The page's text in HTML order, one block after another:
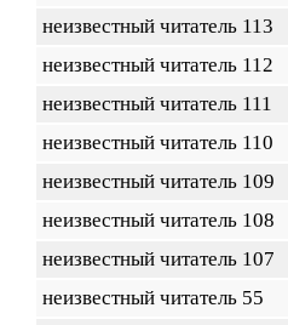
неизвестный читатель 113
неизвестный читатель 112
неизвестный читатель 111
неизвестный читатель 110
неизвестный читатель 109
неизвестный читатель 108
неизвестный читатель 107
неизвестный читатель 55